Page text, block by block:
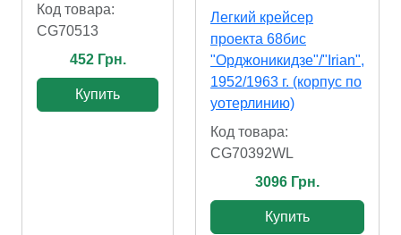
Код товара:
CG70513
452 Грн.
Купить
Легкий крейсер
проекта 68бис
"Орджоникидзе"/"Irian",
1952/1963 г. (корпус по
уотерлинию)
Код товара:
CG70392WL
3096 Грн.
Купить